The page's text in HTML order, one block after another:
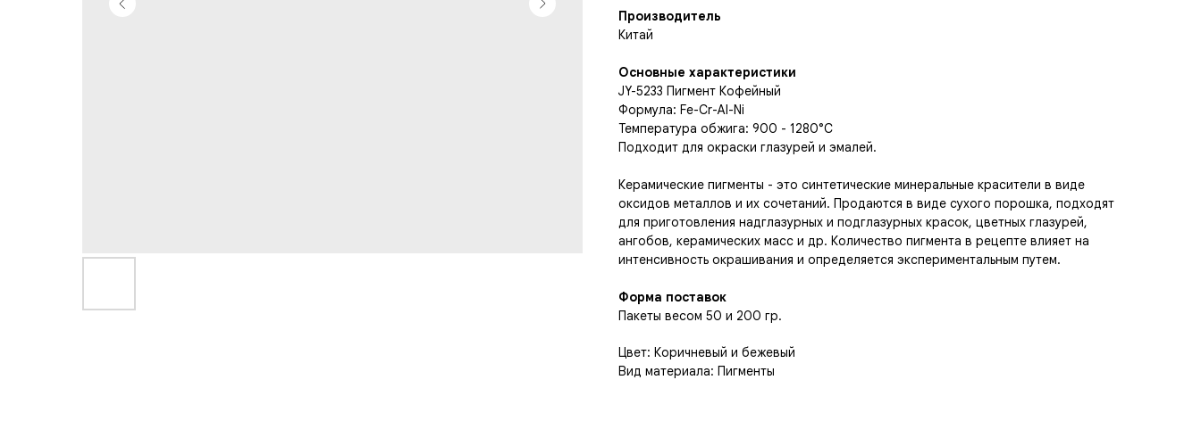
Производитель
Китай
Основные характеристики
JY-5233 Пигмент Кофейный
Формула: Fe-Cr-Al-Ni
Температура обжига: 900 - 1280°C
Подходит для окраски глазурей и эмалей.
Керамические пигменты - это синтетические минеральные красители в виде
оксидов металлов и их сочетаний. Продаются в виде сухого порошка, подходят
для приготовления надглазурных и подглазурных красок, цветных глазурей,
ангобов, керамических масс и др. Количество пигмента в рецепте влияет на
интенсивность окрашивания и определяется экспериментальным путем.
Форма поставок
Пакеты весом 50 и 200 гр.
Цвет: Коричневый и бежевый
Вид материала: Пигменты